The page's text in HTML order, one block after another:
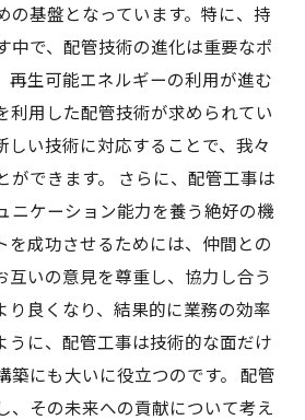
の基盤となっています。特に、持
中で、配管技術の進化は重要なポ
再生可能エネルギーの利用が進む
利用した配管技術が求められてい
しい技術に対応することで、我々
ができます。 さらに、配管工事は
ニケーション能力を養う絶好の機
を成功させるためには、仲間との
互いの意見を尊重し、協力し合う
り良くなり、結果的に業務の効率
うに、配管工事は技術的な面だけ
築にも大いに役立つのです。 配管
、その未来への貢献について考え